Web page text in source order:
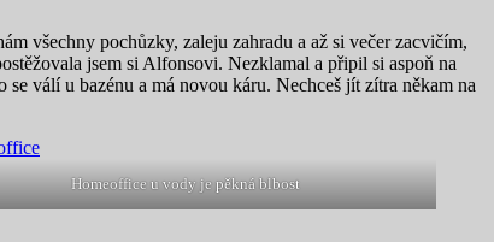
všechny pochůzky, zaleju zahradu a až si večer zacvičím,
jsem si Alfonsovi. Nezklamal a připil si aspoň na
válí u bazénu a má novou káru. Nechceš jít zítra někam na
Homeoffice u vody je pěkná blbost